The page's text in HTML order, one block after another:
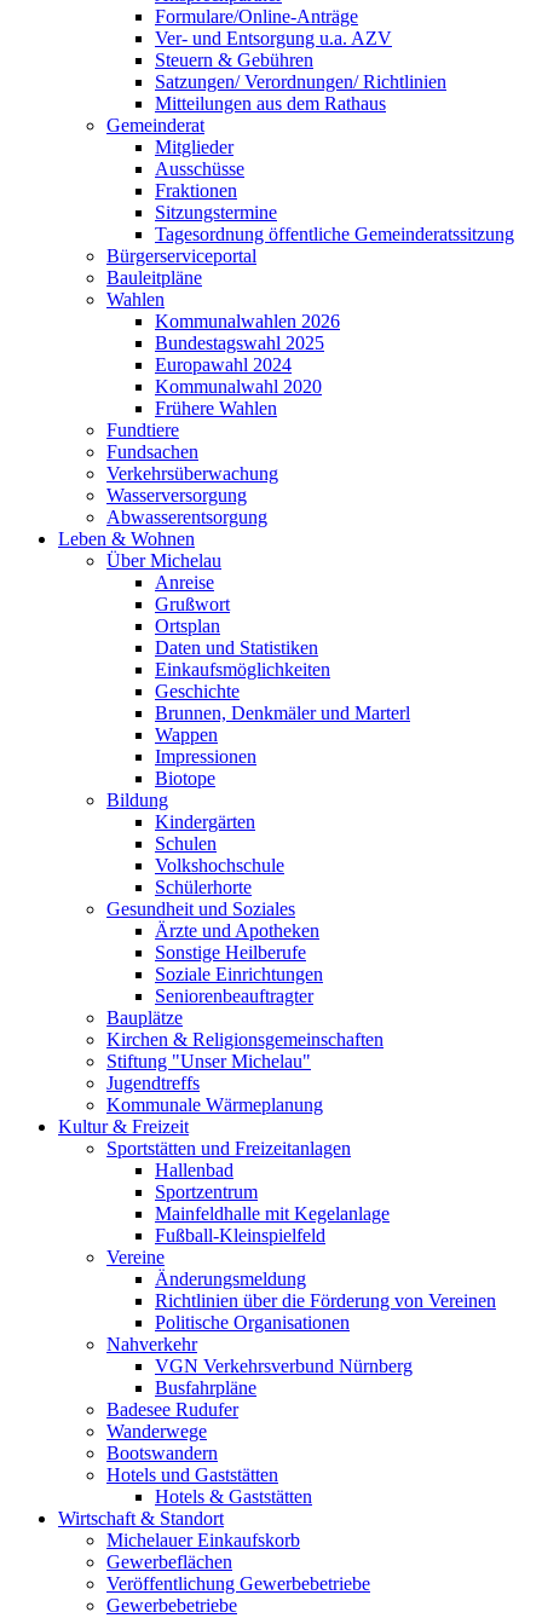
Formulare/Online-Anträge
Ver- und Entsorgung u.a. AZV
Steuern & Gebühren
Satzungen/ Verordnungen/ Richtlinien
Mitteilungen aus dem Rathaus
Gemeinderat
Mitglieder
Ausschüsse
Fraktionen
Sitzungstermine
Tagesordnung öffentliche Gemeinderatssitzung
Bürgerserviceportal
Bauleitpläne
Wahlen
Kommunalwahlen 2026
Bundestagswahl 2025
Europawahl 2024
Kommunalwahl 2020
Frühere Wahlen
Fundtiere
Fundsachen
Verkehrsüberwachung
Wasserversorgung
Abwasserentsorgung
Leben & Wohnen
Über Michelau
Anreise
Grußwort
Ortsplan
Daten und Statistiken
Einkaufsmöglichkeiten
Geschichte
Brunnen, Denkmäler und Marterl
Wappen
Impressionen
Biotope
Bildung
Kindergärten
Schulen
Volkshochschule
Schülerhorte
Gesundheit und Soziales
Ärzte und Apotheken
Sonstige Heilberufe
Soziale Einrichtungen
Seniorenbeauftragter
Bauplätze
Kirchen & Religionsgemeinschaften
Stiftung "Unser Michelau"
Jugendtreffs
Kommunale Wärmeplanung
Kultur & Freizeit
Sportstätten und Freizeitanlagen
Hallenbad
Sportzentrum
Mainfeldhalle mit Kegelanlage
Fußball-Kleinspielfeld
Vereine
Änderungsmeldung
Richtlinien über die Förderung von Vereinen
Politische Organisationen
Nahverkehr
VGN Verkehrsverbund Nürnberg
Busfahrpläne
Badesee Rudufer
Wanderwege
Bootswandern
Hotels und Gaststätten
Hotels & Gaststätten
Wirtschaft & Standort
Michelauer Einkaufskorb
Gewerbeflächen
Veröffentlichung Gewerbebetriebe
Gewerbebetriebe